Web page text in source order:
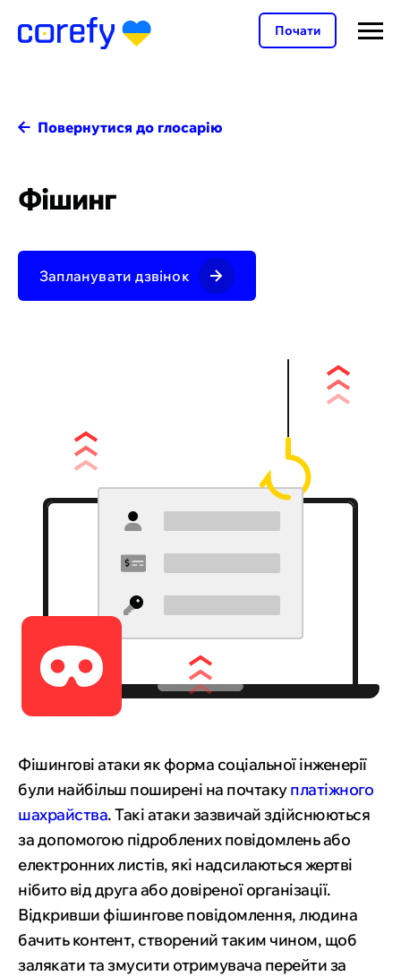
Почати
Повернутися до глосарію
Фішинг
Запланувати дзвінок
Фішингові атаки як форма соціальної інженерії
були найбільш поширені на почтакуплатіжного
шахрайства. Такі атаки зазвичай здійснюються
за допомогою підроблених повідомлень або
електронних листів, які надсилаються жертві
нібито від друга або довіреної організації.
Відкривши фішингове повідомлення, людина
бачить контент, створений таким чином, щоб
залякати та змусити отримувача перейти за